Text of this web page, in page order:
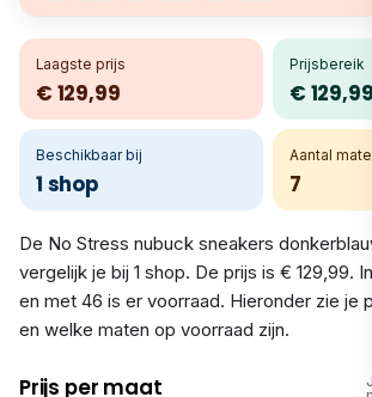
Laagste prijs
€ 129,99
Prijsbereik
€
Beschikbaar bij
1 shop
Aantal
7
De No Stress nubuck sneakers
vergelijk je bij 1 shop. De prijs is € 129,99.
en met 46 is er voorraad. Hieronder zie je
en welke maten op voorraad zijn.
Prijs per maat